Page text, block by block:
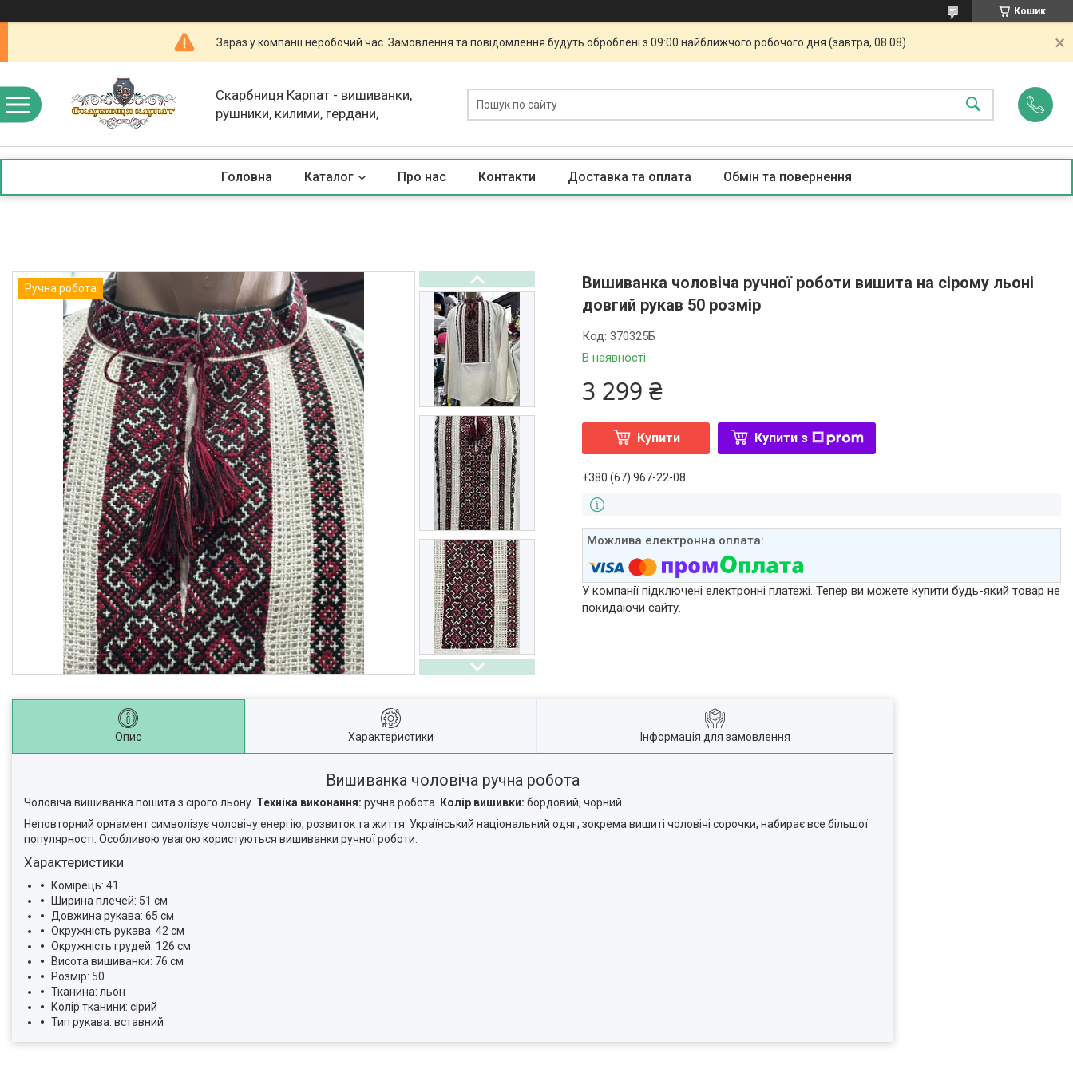
Кошик
Зараз у компанії неробочий час. Замовлення та повідомлення будуть оброблені з 09:00 найближчого робочого дня (завтра, 08.08).
Скарбниця Карпат - вишиванки,
рушники, килими, гердани,
Головна Каталог Про нас Контакти Доставка та оплата Обмін та повернення
Ручна робота
Вишиванка чоловіча ручної роботи вишита на сірому льоні
довгий рукав 50 розмір
В наявності
Код:370325Б
3 299 ₴
Купити Купити з
+380 (67) 967-22-08
У компанії підключені електронні платежі. Тепер ви можете купити будь-який товар не
покидаючи сайту.
Опис Характеристики Інформація для замовлення
Вишиванка чоловіча ручна робота
Чоловіча вишиванка пошита з сірого льону. Техніка виконання: ручна робота. Колір вишивки: бордовий, чорний.
Неповторний орнамент символізує чоловічу енергію, розвиток та життя. Український національний одяг, зокрема вишиті чоловічі сорочки, набирає все більшої
популярності. Особливою увагою користуються вишиванки ручної роботи.
Характеристики
Комірець: 41
Ширина плечей: 51 см
Довжина рукава: 65 см
Окружність рукава: 42 см
Окружність грудей: 126 см
Висота вишиванки: 76 см
Розмір: 50
Тканина: льон
Колір тканини: сірий
Тип рукава: вставний